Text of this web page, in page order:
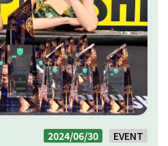
2024/06/30 EVENT